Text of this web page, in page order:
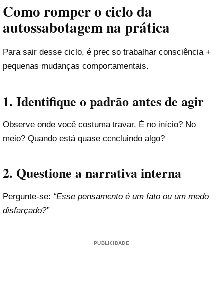
Como romper o ciclo da
autossabotagem na prática
Para sair desse ciclo, é preciso trabalhar consciência +
pequenas mudanças comportamentais.
1. Identifique o padrão antes de agir
Observe onde você costuma travar. É no início? No
meio? Quando está quase concluindo algo?
2. Questione a narrativa interna
Pergunte-se: “Esse pensamento é um fato ou um medo
disfarçado?”
PUBLICIDADE